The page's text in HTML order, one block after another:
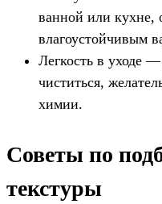
ванной или кухне,
влагоустойчивым
Легкость в уходе
чиститься,
химии.
Советы по
текстуры